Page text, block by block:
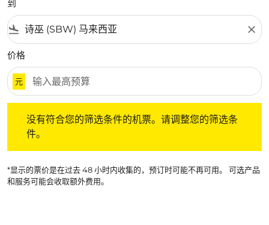
到
flight_land close
价格
元
没有符合您的筛选条件的机票。请调整您的筛选条
件。
*显示的票价是在过去 48 小时内收集的，预订时可能不再可用。 可选产品
和服务可能会收取额外费用。